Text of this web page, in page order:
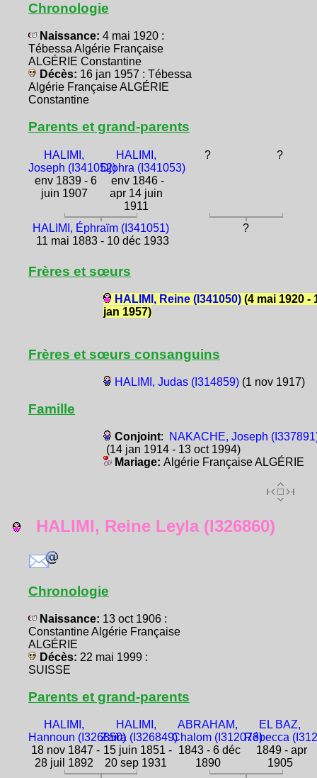
Chronologie
Naissance: 4 mai 1920 :
Tébessa Algérie Française
ALGÉRIE Constantine
Décès: 16 jan 1957 : Tébessa
Algérie Française ALGÉRIE
Constantine
Parents et grand-parents
HALIMI,
Joseph (I341052)
env 1839 - 6
juin 1907
HALIMI,
Djohra (I341053)
env 1846 -
apr 14 juin
1911
? ?
HALIMI, Éphraïm (I341051)
11 mai 1883 - 10 déc 1933
?
Frères et sœurs
HALIMI, Reine (I341050)(4 mai 1920 -
jan 1957)
Frères et sœurs consanguins
HALIMI, Judas (I314859)(1 nov 1917)
Famille
Conjoint:
NAKACHE, Joseph
(14 jan 1914 - 13 oct 1994)
Mariage: Algérie Française ALGÉRIE
HALIMI, Reine Leyla (I326860)
Chronologie
Naissance: 13 oct 1906 :
Constantine Algérie Française
ALGÉRIE
Décès: 22 mai 1999 :
SUISSE
Parents et grand-parents
HALIMI,
Hannoun (I326850)
18 nov 1847 -
28 juil 1892
HALIMI,
Zaïra (I326849)
15 juin 1851 -
20 sep 1931
ABRAHAM,
Chalom (I312073)
1843 - 6 déc
1890
EL BAZ,
Rébecca
1849 - apr
1905